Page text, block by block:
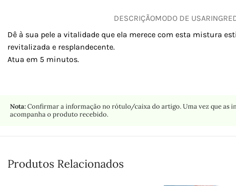
DESCRIÇÃOMODO DE USAR
Dê à sua pele a vitalidade que ela merece com esta mistura
revitalizada e resplandecente.
Atua em 5 minutos.
Nota:Confirmar a informação no rótulo/caixa do artigo. Uma vez que as
acompanha o produto recebido.
Produtos Relacionados